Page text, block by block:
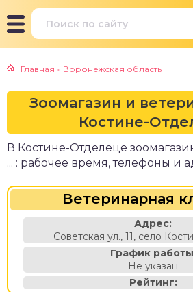
Главная » Воронежская область
Зоомагазин и
Костине-
В Костине-Отделеце
... : рабочее время, телефоны и
Ветеринарная
Адрес:
Советская ул., 11, село
График
Не указан
Рейтинг: